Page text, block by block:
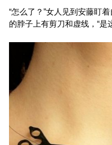
“怎么了？”女人见到安藤盯
的脖子上有剪刀和虚线，“是